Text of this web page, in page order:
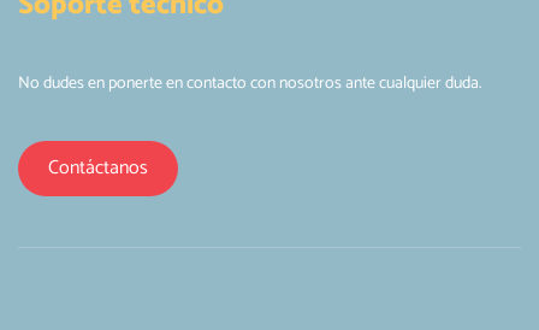
No dudes en ponerte en contacto con nosotros ante cualquier duda.
Contáctanos